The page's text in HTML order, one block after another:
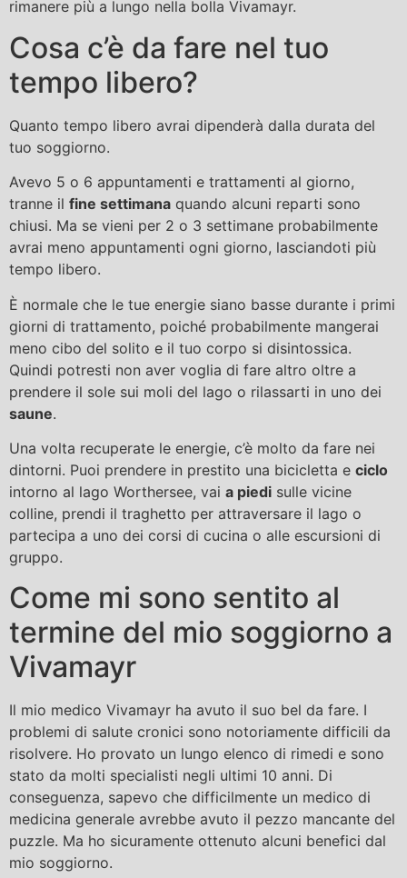
rimanere più a lungo nella bolla Vivamayr.
Cosa c’è da fare nel tuo
tempo libero?
Quanto tempo libero avrai dipenderà dalla durata del
tuo soggiorno.
Avevo 5 o 6 appuntamenti e trattamenti al giorno,
tranne il fine settimana quando alcuni reparti sono
chiusi. Ma se vieni per 2 o 3 settimane probabilmente
avrai meno appuntamenti ogni giorno, lasciandoti più
tempo libero.
È normale che le tue energie siano basse durante i primi
giorni di trattamento, poiché probabilmente mangerai
meno cibo del solito e il tuo corpo si disintossica.
Quindi potresti non aver voglia di fare altro oltre a
prendere il sole sui moli del lago o rilassarti in uno dei
saune.
Una volta recuperate le energie, c’è molto da fare nei
dintorni. Puoi prendere in prestito una bicicletta e ciclo
intorno al lago Worthersee, vai a piedi sulle vicine
colline, prendi il traghetto per attraversare il lago o
partecipa a uno dei corsi di cucina o alle escursioni di
gruppo.
Come mi sono sentito al
termine del mio soggiorno a
Vivamayr
Il mio medico Vivamayr ha avuto il suo bel da fare. I
problemi di salute cronici sono notoriamente difficili da
risolvere. Ho provato un lungo elenco di rimedi e sono
stato da molti specialisti negli ultimi 10 anni. Di
conseguenza, sapevo che difficilmente un medico di
medicina generale avrebbe avuto il pezzo mancante del
puzzle. Ma ho sicuramente ottenuto alcuni benefici dal
mio soggiorno.